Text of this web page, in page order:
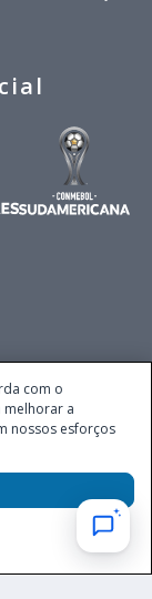
0001-84), com
andar, Itaim Bibi, no
Brasil - empresa
nacional pela
conforme Portaria nº
com o
melhorar a
nossos esforços